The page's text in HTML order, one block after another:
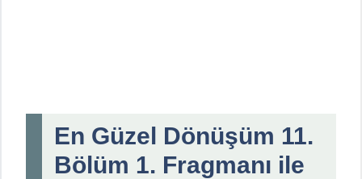
En Güzel Dönüşüm 11.
Bölüm 1. Fragmanı ile